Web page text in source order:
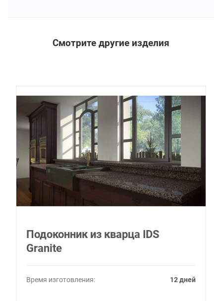
Смотрите другие изделия
Подоконник из кварца IDS
Granite
Время изготовления: 12 дней